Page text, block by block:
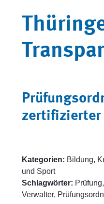
zertifizierter
Kategorien: Bildung,
und Sport
Schlagwörter: Prüfung,
Verwalter,